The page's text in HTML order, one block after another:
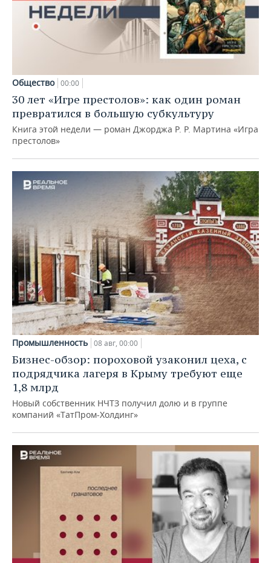
Общество 00:00
30 лет «Игре престолов»: как один роман
превратился в большую субкультуру
Книга этой недели — роман Джорджа Р. Р. Мартина «Игра
престолов»
Промышленность 08 авг, 00:00
Бизнес-обзор: пороховой узаконил цеха, с
подрядчика лагеря в Крыму требуют еще
1,8 млрд
Новый собственник НЧТЗ получил долю и в группе
компаний «ТатПром-Холдинг»